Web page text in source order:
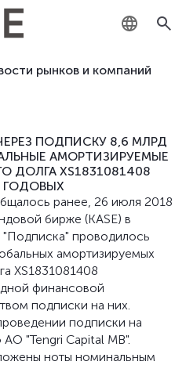
KZ
EN
рынков и компаний
ПОДПИСКУ 8,6 МЛРД
АМОРТИЗИРУЕМЫЕ
ДОЛГА XS1831081408
ГОДОВЫХ
ранее, 26 июля 2018
бирже (KASE) в
проводилось
амортизируемых
XS1831081408
финансовой
подписки на них.
подписки на
"Tengri Capital MB".
ноты номинальным